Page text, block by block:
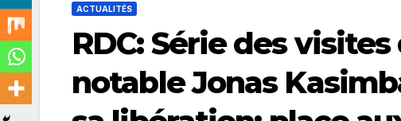
ACTUALITÉS
RDC: Série des
notable Jonas